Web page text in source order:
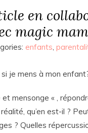
en
magic
enfants,
je mens à mon
et mensonge « ,
qu’en est-il ?
? Quelles